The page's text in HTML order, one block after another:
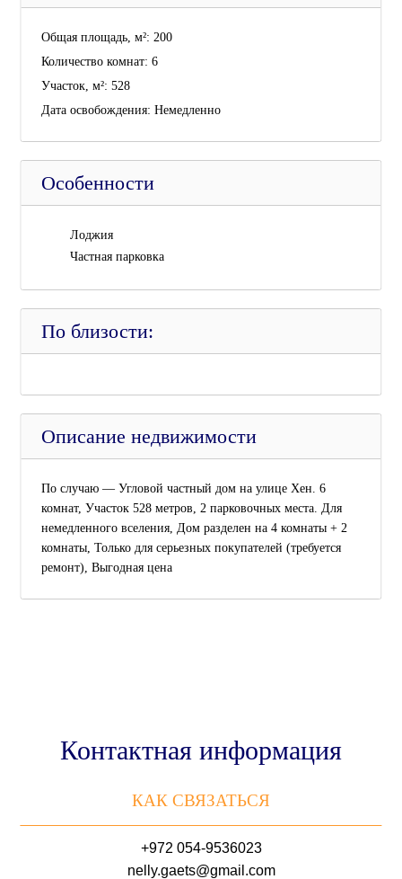
Общая площадь, м²: 200
Количество комнат: 6
Участок, м²: 528
Дата освобождения: Немедленно
Особенности
Лоджия
Частная парковка
По близости:
Описание недвижимости
По случаю — Угловой частный дом на улице Хен. 6
комнат, Участок 528 метров, 2 парковочных места. Для
немедленного вселения, Дом разделен на 4 комнаты + 2
комнаты, Только для серьезных покупателей (требуется
ремонт), Выгодная цена
Контактная информация
КАК СВЯЗАТЬСЯ
+972 054-9536023
nelly.gaets@gmail.com